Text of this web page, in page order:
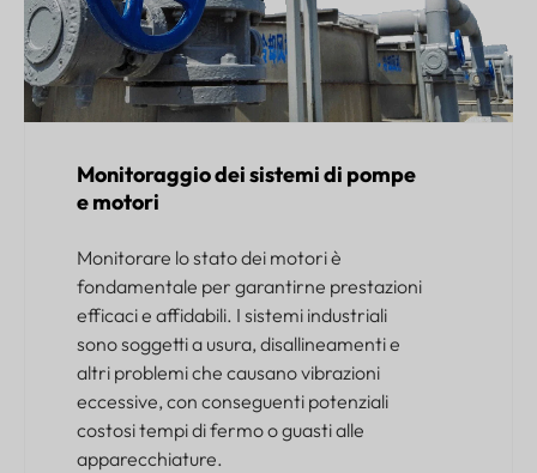
Monitoraggio dei sistemi di pompe
e motori
Monitorare lo stato dei motori è
fondamentale per garantirne prestazioni
efficaci e affidabili. I sistemi industriali
sono soggetti a usura, disallineamenti e
altri problemi che causano vibrazioni
eccessive, con conseguenti potenziali
costosi tempi di fermo o guasti alle
apparecchiature.